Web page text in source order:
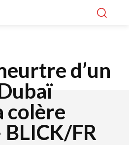
d’un
colère
BLICK/FR